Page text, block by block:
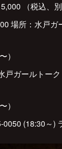
（税込、別
場所：水戸
）
戸ガールトー
）
(18:30～)